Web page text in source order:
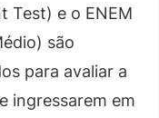
Test) e o ENEM
são
para avaliar a
ingressarem em